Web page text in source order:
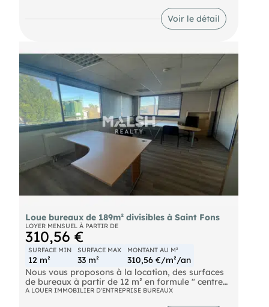
bureaux ou laboratoires avec toiture végétalisée
et local vélos/motos. Places de parkingVoir le détail
Loue bureaux de 189m² divisibles à Saint Fons
LOYER MENSUEL À PARTIR DE
310,56 €
SURFACE MIN
12 m²
SURFACE MAX
33 m²
MONTANT AU M²
310,56 €/m²/an
Nous vous proposons à la location, des surfaces
de bureaux à partir de 12 m² en formule " centre
d'affaire" avec charges comprises. Mise à
A LOUER IMMOBILIER D'ENTREPRISE BUREAUX